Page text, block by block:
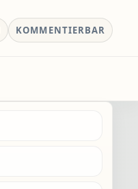
KOMMENTIERBAR